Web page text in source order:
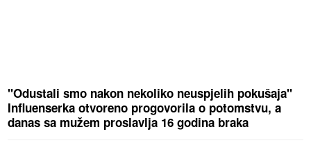
"Odustali smo nakon nekoliko neuspjelih pokušaja"
Influenserka otvoreno progovorila o potomstvu, a
danas sa mužem proslavlja 16 godina braka